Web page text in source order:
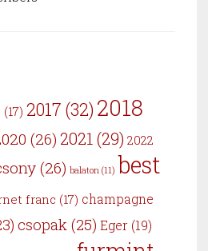
(17) 2017 (32) 2018
(26) 2021(29) 2022
(26) balaton (11) best
franc (17) champagne
csopak (25) Eger (19)